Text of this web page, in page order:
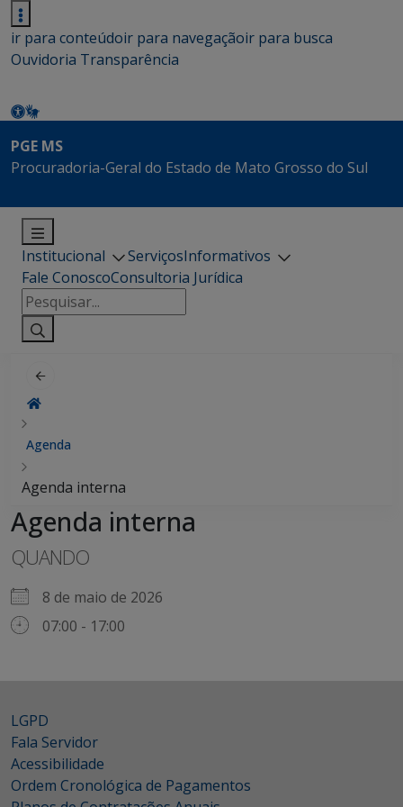
ir para conteúdoir para navegaçãoir para busca
Ouvidoria Transparência
PGE MS
Procuradoria-Geral do Estado de Mato Grosso do Sul
Institucional ServiçosInformativos
Fale ConoscoConsultoria Jurídica
Pesquisar
por:
Agenda
Agenda interna
Agenda interna
QUANDO
8 de maio de 2026
07:00 - 17:00
LGPD
Fala Servidor
Acessibilidade
Ordem Cronológica de Pagamentos